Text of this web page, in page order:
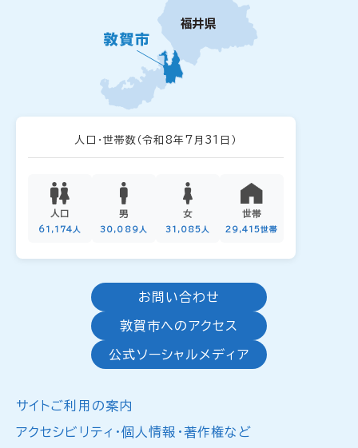
人口・世帯数 （令和8年7月31日）
人口
61,174人
男
30,089人
女
31,085人
世帯
29,415世帯
お問い合わせ
敦賀市へのアクセス
公式ソーシャルメディア
サイトご利用の案内
アクセシビリティ・個人情報・著作権など